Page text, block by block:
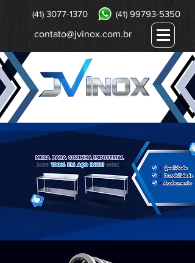
contato@jvinox.com.br
(41) 3077-1370 (41) 99793-5350